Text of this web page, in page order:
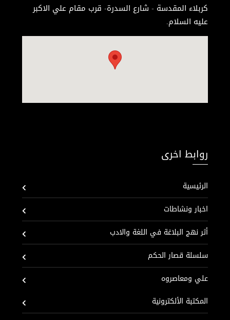
كربلاء المقدسة - شارع السدرة- قرب مقام علي الاكبر
عليه السلام.
روابط اخرى
الرئيسية
اخبار ونشاطات
أثر نهج البلاغة في اللغة والادب
سلسلة قصار الحكم
علي ومعاصروه
المكتبة الألكترونية